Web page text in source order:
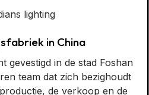
in China
gevestigd in de stad Foshan
team dat zich bezighoudt
de verkoop en de